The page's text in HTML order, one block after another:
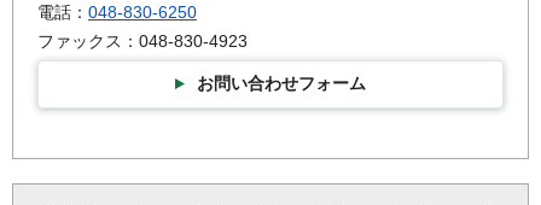
電話： 048-830-6250
ファックス：048-830-4923
お問い合わせフォーム